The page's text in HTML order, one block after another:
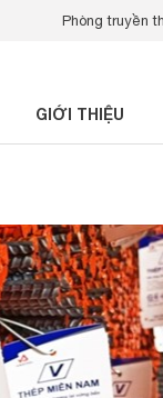
Phòng truyền
GIỚI THIỆU